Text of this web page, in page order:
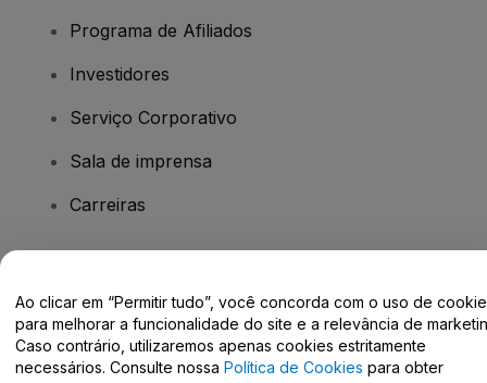
Programa de Afiliados
Investidores
Serviço Corporativo
Sala de imprensa
Carreiras
Centro de Ajuda / Fale Conosco
Ao clicar em “Permitir tudo”, você concorda com o uso de
para melhorar a funcionalidade do site e a relevância de
Caso contrário, utilizaremos apenas cookies estritamente
necessários. Consulte nossa Política de Cookies para obter